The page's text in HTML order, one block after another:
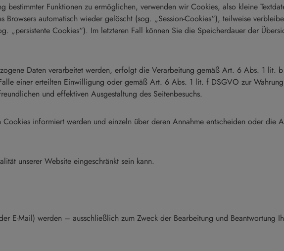
bestimmter Funktionen zu ermöglichen, verwenden wir Cookies, also kleine
automatisch wieder gelöscht (sog. „Session-Cookies“), teilweise
„persistente Cookies“). Im letzteren Fall können Sie die Speicherdauer der
Daten verarbeitet werden, erfolgt die Verarbeitung gemäß Art. 6 Abs. 1 lit.
einer erteilten Einwilligung oder gemäß Art. 6 Abs. 1 lit. f DSGVO zur Wahrung
und effektiven Ausgestaltung des Seitenbesuchs.
informiert werden und einzeln über deren Annahme entscheiden oder die
unserer Website eingeschränkt sein kann.
E-Mail) werden – ausschließlich zum Zweck der Bearbeitung und Beantwortung